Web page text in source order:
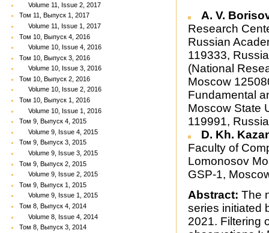
Volume 11, Issue 2, 2017
Том 11, Выпуск 1, 2017
Volume 11, Issue 1, 2017
Том 10, Выпуск 4, 2016
Volume 10, Issue 4, 2016
Том 10, Выпуск 3, 2016
Volume 10, Issue 3, 2016
Том 10, Выпуск 2, 2016
Volume 10, Issue 2, 2016
Том 10, Выпуск 1, 2016
Volume 10, Issue 1, 2016
Том 9, Выпуск 4, 2015
Volume 9, Issue 4, 2015
Том 9, Выпуск 3, 2015
Volume 9, Issue 3, 2015
Том 9, Выпуск 2, 2015
Volume 9, Issue 2, 2015
Том 9, Выпуск 1, 2015
Volume 9, Issue 1, 2015
Том 8, Выпуск 4, 2014
Volume 8, Issue 4, 2014
Том 8, Выпуск 3, 2014
A. V.
Research
Russian
119333,
(National
Moscow
Fundamental
Moscow State
119991,
D. Kh.
Faculty of
Lomonosov
GSP-1,
Abstract: The
series initiated
2021. Filtering